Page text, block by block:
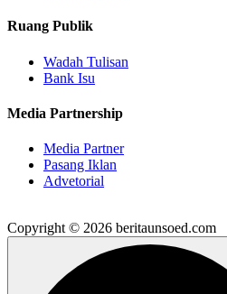
Ruang Publik
Wadah Tulisan
Bank Isu
Media Partnership
Media Partner
Pasang Iklan
Advetorial
Copyright © 2026 beritaunsoed.com